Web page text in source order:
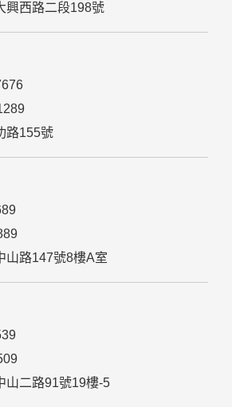
興西路二段198號
路155號
山路147號8樓A室
山二路91號19樓-5